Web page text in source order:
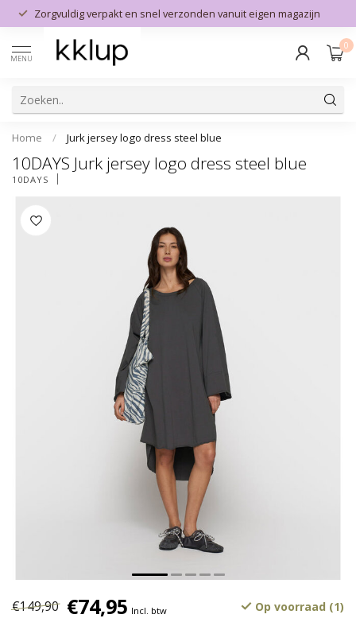
Zorgvuldig verpakt en snel verzonden vanuit eigen magazijn
MENU
0
Home / Jurk jersey logo dress steel blue
10DAYS Jurk jersey logo dress steel blue
10DAYS
€149,90 €74,95 Incl. btw Op voorraad (1)